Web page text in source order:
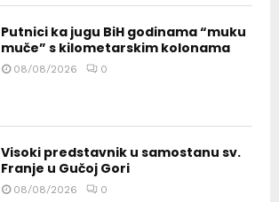
Putnici ka jugu BiH godinama “muku
muče” s kilometarskim kolonama
08/08/2026 0
Visoki predstavnik u samostanu sv.
Franje u Gučoj Gori
08/08/2026 0